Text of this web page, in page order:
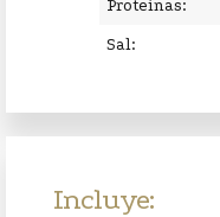
Proteínas:
Sal:
Incluye: